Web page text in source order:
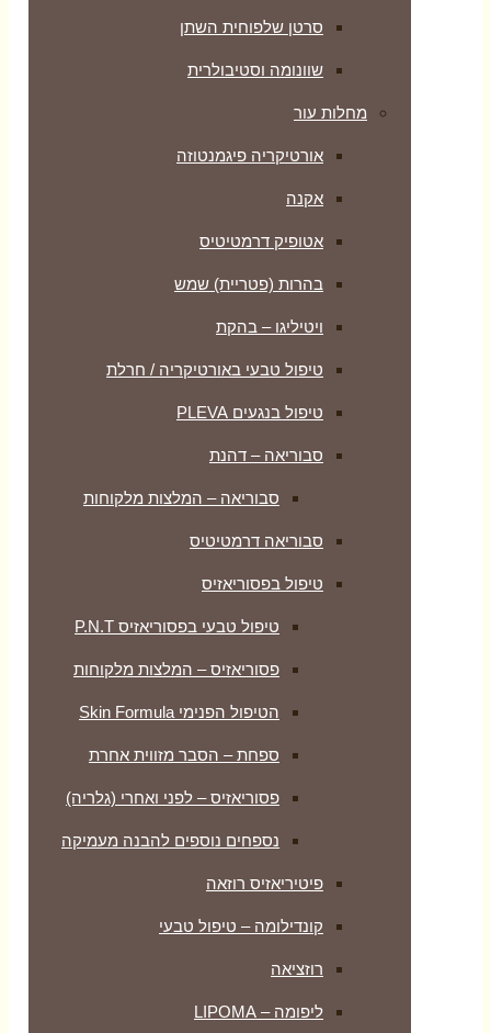
סרטן שלפוחית השתן
שוונומה וסטיבולרית
מחלות עור
אורטיקריה פיגמנטוזה
אקנה
אטופיק דרמטיטיס
בהרות (פטריית) שמש
ויטיליגו – בהקת
טיפול טבעי באורטיקריה / חרלת
טיפול בנגעים PLEVA
סבוריאה – דהנת
סבוריאה – המלצות מלקוחות
סבוריאה דרמטיטיס
טיפול בפסוריאזיס
טיפול טבעי בפסוריאזיס P.N.T
פסוריאזיס – המלצות מלקוחות
הטיפול הפנימי Skin Formula
ספחת – הסבר מזווית אחרת
פסוריאזיס – לפני ואחרי (גלריה)
נספחים נוספים להבנה מעמיקה
פיטיריאזיס רוזאה
קונדילומה – טיפול טבעי
רוזציאה
ליפומה – LIPOMA